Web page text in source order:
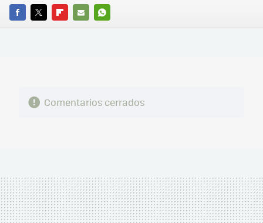
FACEBOOK
TWITTERFLIPBOARD
E-
WHATSAPP
Comentarios cerrados